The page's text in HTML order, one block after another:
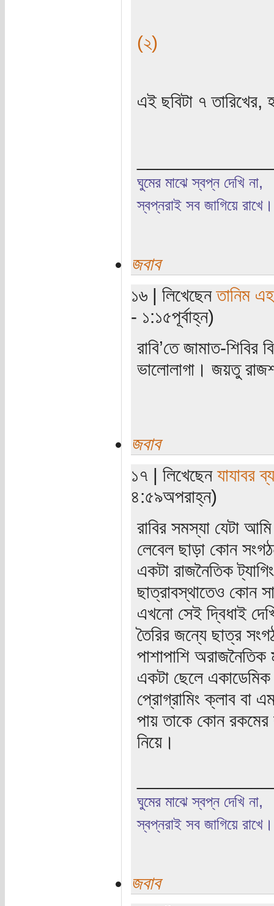
(২)
এই ছবিটা ৭ তারিখের,
ঘুমের মাঝে স্বপ্ন দেখি না,
স্বপ্নরাই সব জাগিয়ে রাখে।
জবাব
১৬ | লিখেছেনতানিম
- ১:১৫পূর্বাহ্ন)
রাবি’তে জামাত-শিবির
ভালোলাগা। জয়তু
জবাব
১৭ | লিখেছেন যাযাবর
৪:৫৯অপরাহ্ন)
রাবির সমস্যা যেটা
লেবেল ছাড়া কোন
একটা রাজনৈতিক
ছাত্রাবস্থাতেও কোন
এখনো সেই দ্বিধাই
তৈরির জন্যে ছাত্র
পাশাপাশি
একটা ছেলে একাডেমিক
প্রোগ্রামিং ক্লাব বা
পায় তাকে কোন রকমের
নিয়ে।
ঘুমের মাঝে স্বপ্ন দেখি না,
স্বপ্নরাই সব জাগিয়ে রাখে।
জবাব